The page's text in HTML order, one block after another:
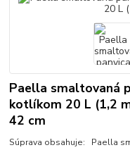
Paella smaltovaná
kotlíkom 20 L (1,2
42 cm
Súprava obsahuje: Paella